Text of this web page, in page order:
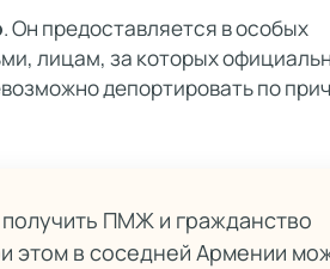
. Он предоставляется в особых
лицам, за которых
депортировать по
ПМЖ и гражданство
этом в соседней Армении